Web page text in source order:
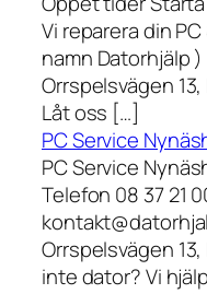
Vi reparera din
namn Datorhjälp )
Orrspelsvägen
Låt oss […]
PC Service
PC Service
Telefon 08 37 21
Orrspelsvägen
inte dator? Vi